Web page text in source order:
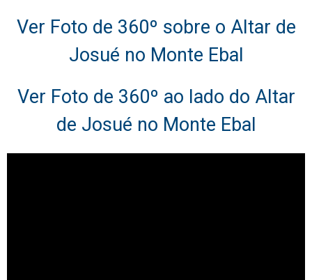
Ver Foto de 360º sobre o Altar de
Josué no Monte Ebal
Ver Foto de 360º ao lado do Altar
de Josué no Monte Ebal